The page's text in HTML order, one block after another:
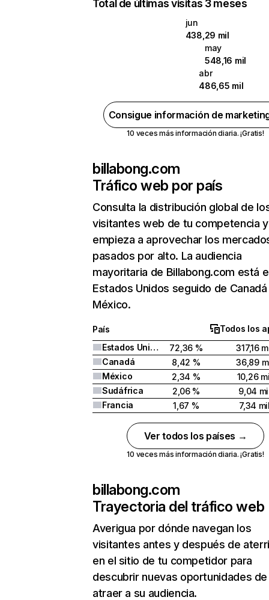
Total de últimas visitas 3 meses
jun
438,29 mil
may
548,16 mil
abr
486,65 mil
Consigue información de
10 veces más información diaria. ¡Gratis!
billabong.com
Tráfico web por país
Consulta la distribución global de
visitantes web de tu competencia y
empieza a aprovechar los
pasados por alto. La audiencia
mayoritaria de Billabong.com está
Estados Unidos seguido de
México.
País
Todos los
Estados Unidos
72,36 %
317,16
Canadá
8,42 %
36,89
México
2,34 %
10,26
Sudáfrica
2,06 %
9,04
Francia
1,67 % 7,34
Ver todos los países →
10 veces más información diaria. ¡Gratis!
billabong.com
Trayectoria del tráfico web
Averigua por dónde navegan los
visitantes antes y después de
en el sitio de tu competidor para
descubrir nuevas oportunidades de
atraer a su audiencia.